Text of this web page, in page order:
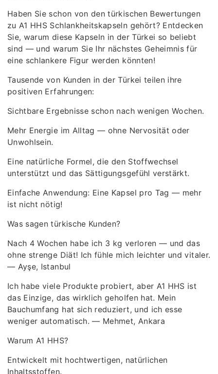
Haben Sie schon von den türkischen Bewertungen
zu A1 HHS Schlankheitskapseln gehört? Entdecken
Sie, warum diese Kapseln in der Türkei so beliebt
sind — und warum Sie Ihr nächstes Geheimnis für
eine schlankere Figur werden könnten!
Tausende von Kunden in der Türkei teilen ihre
positiven Erfahrungen:
Sichtbare Ergebnisse schon nach wenigen Wochen.
Mehr Energie im Alltag — ohne Nervosität oder
Unwohlsein.
Eine natürliche Formel, die den Stoffwechsel
unterstützt und das Sättigungsgefühl verstärkt.
Einfache Anwendung: Eine Kapsel pro Tag — mehr
ist nicht nötig!
Was sagen türkische Kunden?
Nach 4 Wochen habe ich 3 kg verloren — und das
ohne strenge Diät! Ich fühle mich leichter und vitaler.
— Ayşe, Istanbul
Ich habe viele Produkte probiert, aber A1 HHS ist
das Einzige, das wirklich geholfen hat. Mein
Bauchumfang hat sich reduziert, und ich esse
weniger automatisch. — Mehmet, Ankara
Warum A1 HHS?
Entwickelt mit hochtwertigen, natürlichen
Inhaltsstoffen.